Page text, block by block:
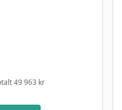
49 963 kr